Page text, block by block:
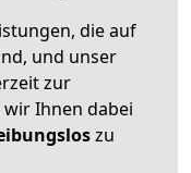
die auf
und unser
zur
Ihnen dabei
zu